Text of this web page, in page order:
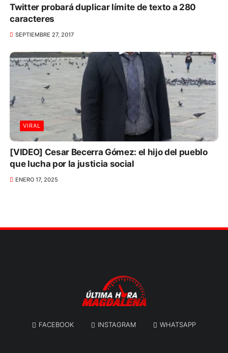
Twitter probará duplicar límite de texto a 280
caracteres
SEPTIEMBRE 27, 2017
VIRAL
[VIDEO] Cesar Becerra Gómez: el hijo del pueblo
que lucha por la justicia social
ENERO 17, 2025
FACEBOOK INSTAGRAM WHATSAPP